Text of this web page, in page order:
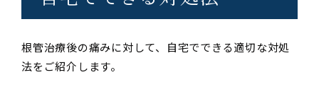
根管治療後の痛みに対して、自宅でできる適切な対処
法をご紹介します。